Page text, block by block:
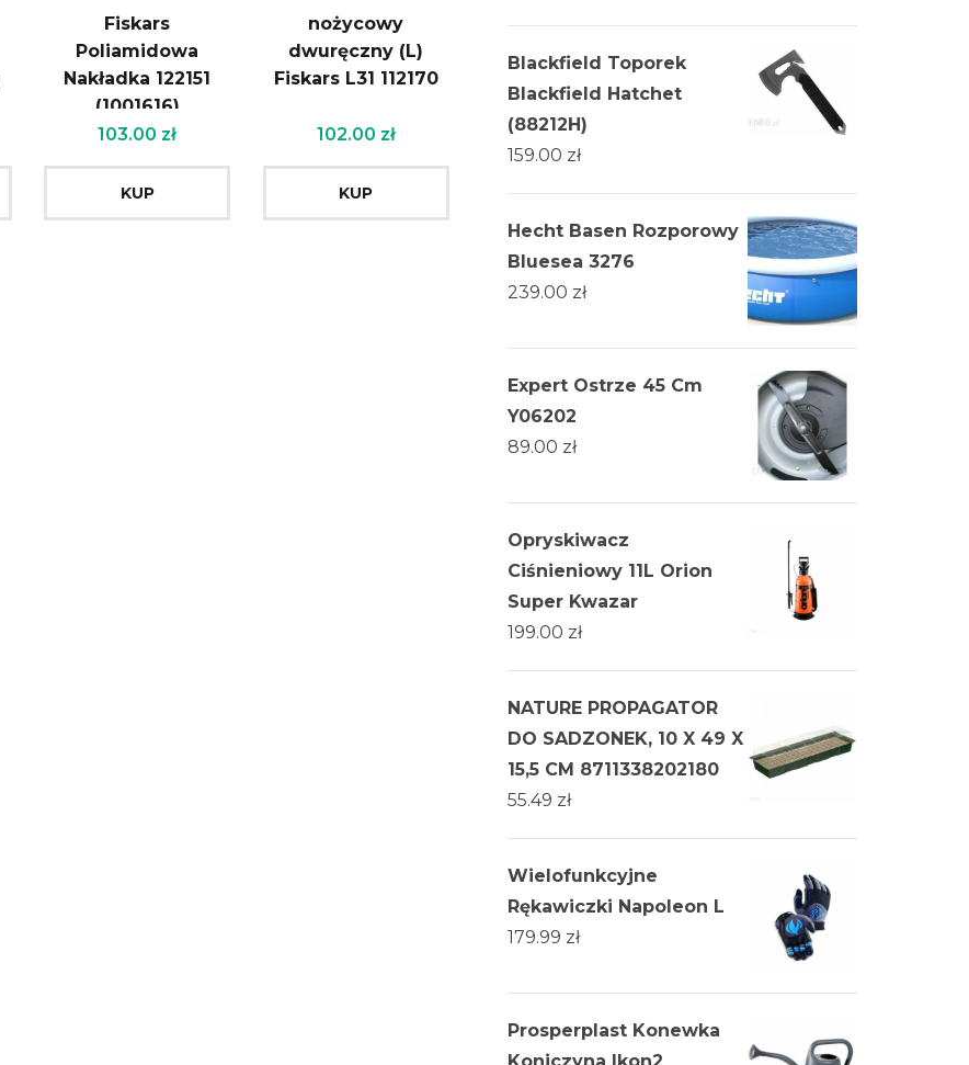
Fiskars
Poliamidowa
Nakładka 122151
(1001616)
103.00 zł
KUP
nożycowy
dwuręczny (L)
Fiskars L31 112170
102.00 zł
KUP
Blackfield Toporek
Blackfield Hatchet
(88212H)
159.00 zł
Hecht Basen Rozporowy
Bluesea 3276
239.00 zł
Expert Ostrze 45 Cm
Y06202
89.00 zł
Opryskiwacz
Ciśnieniowy 11L Orion
Super Kwazar
199.00 zł
NATURE PROPAGATOR
DO SADZONEK, 10 X 49 X
15,5 CM 8711338202180
55.49 zł
Wielofunkcyjne
Rękawiczki Napoleon L
179.99 zł
Prosperplast Konewka